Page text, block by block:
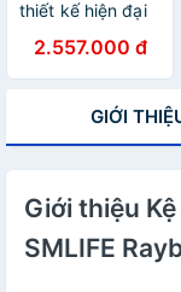
thiết kế hiện đại
2.557.000 đ
GIỚI
Giới thiệu
SMLIFE